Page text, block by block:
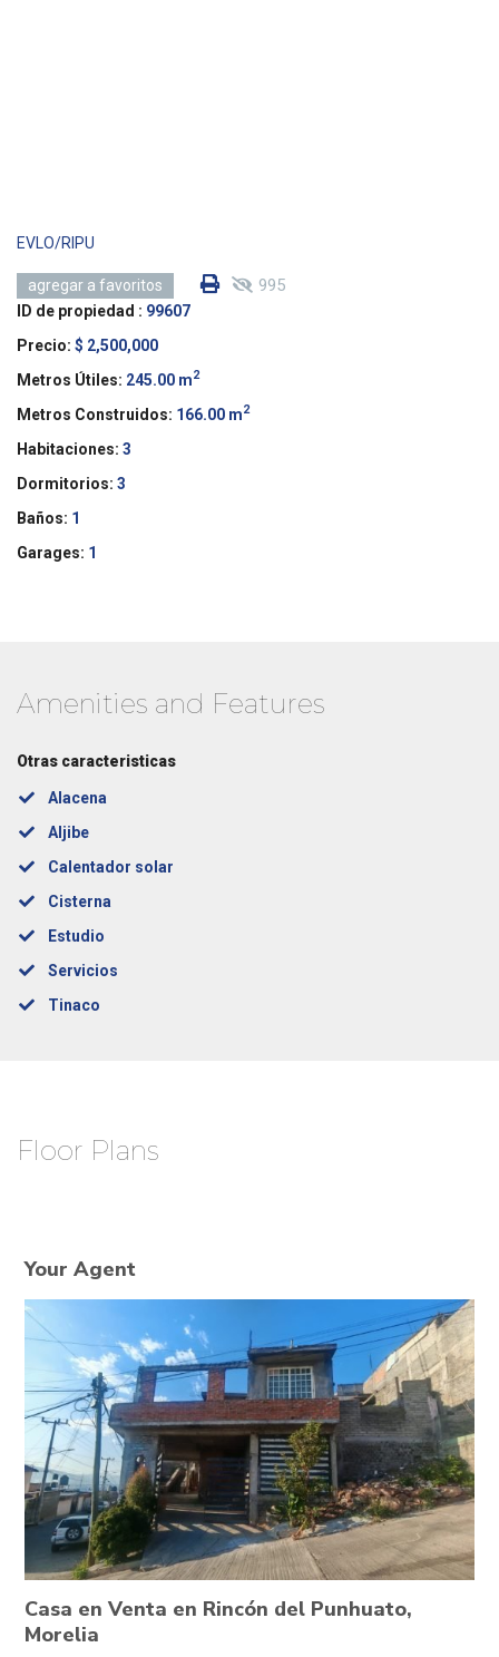
EVLO/RIPU
agregar a favoritos 995
ID de propiedad : 99607
Precio: $ 2,500,000
Metros Útiles: 245.00 m2
Metros Construidos: 166.00 m2
Habitaciones: 3
Dormitorios: 3
Baños: 1
Garages: 1
Amenities and Features
Otras caracteristicas
Alacena
Aljibe
Calentador solar
Cisterna
Estudio
Servicios
Tinaco
Floor Plans
Your Agent
Casa en Venta en Rincón del Punhuato,
Morelia